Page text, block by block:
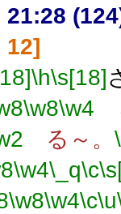
21:28
12]
\h\s[18]
\w8\w4
る～。
\w4\_q\c
\w8\w4\c\u